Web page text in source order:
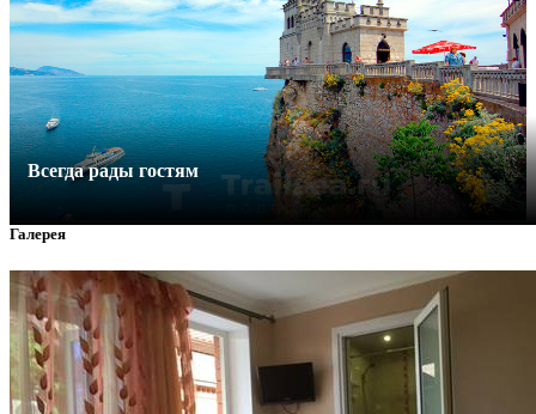
Всегда рады гостям
Галерея